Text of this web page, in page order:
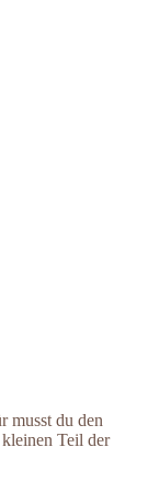
musst du den
Teil der